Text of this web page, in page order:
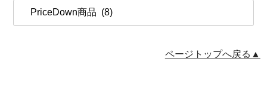
ページトップへ戻る▲